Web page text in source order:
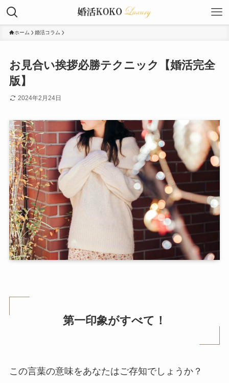
ホーム 婚活コラム
お見合い挨拶必勝テクニック【婚活完全
版】
2024年2月24日
第一印象がすべて！
この言葉の意味をあなたはご存知でしょうか？